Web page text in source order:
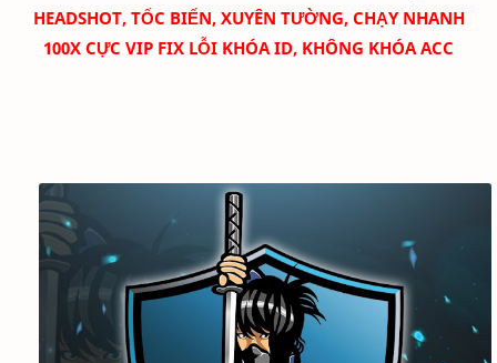
HEADSHOT, TỐC BIẾN, XUYÊN TƯỜNG, CHẠY NHANH
100X CỰC VIP FIX LỖI KHÓA ID, KHÔNG KHÓA ACC